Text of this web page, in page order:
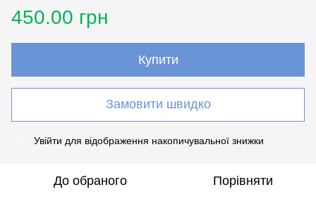
450.00 грн
Купити
Замовити швидко
Увійти для відображення накопичувальної знижки
До обраного Порівняти